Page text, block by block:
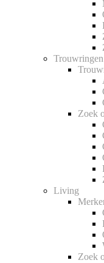
Trouwringen
Zoek
Living
Zoek